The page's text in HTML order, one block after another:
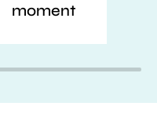
moment